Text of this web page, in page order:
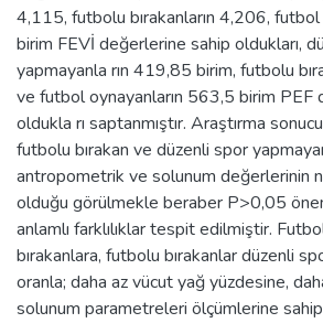
4,115, futbolu bırakanların 4,206,
birim FEVİ değerlerine sahip oldukları,
yapmayanla rın 419,85 birim, futbolu
ve futbol oynayanların 563,5 birim PEF
oldukla rı saptanmıştır. Araştırma
futbolu bırakan ve düzenli spor
antropometrik ve solunum değerlerinin
olduğu görülmekle beraber P>0,05
anlamlı farklılıklar tespit edilmiştir.
bırakanlara, futbolu bırakanlar düzenli
oranla; daha az vücut yağ yüzdesine,
solunum parametreleri ölçümlerine